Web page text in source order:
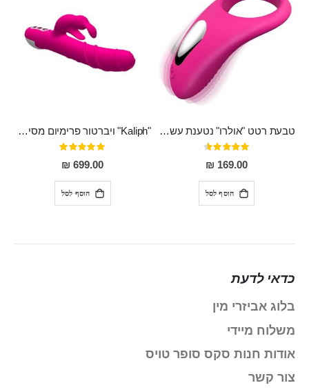
טבעת רטט "אולרו" נטענת עשויה סיליקון רפואי עם רטט חזק ומטריף חושים
דירוג:
91%
169.00 ₪
הוסף לסל
"Kaliph" ויברטור פרימיום מסיליקון רפואי , נטען, שקט במיוחד, מסתובב ומתפתל, שמנמן עם חדירה 14 סמ
דירוג:
100%
699.00 ₪
הוסף לסל
כדאי לדעת
בלוג אביזרי מין
משלוח מיידי
אודות חנות סקס סופר טויס
צור קשר